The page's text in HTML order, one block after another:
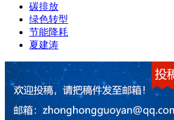
碳排放
绿色转型
节能降耗
夏建涛